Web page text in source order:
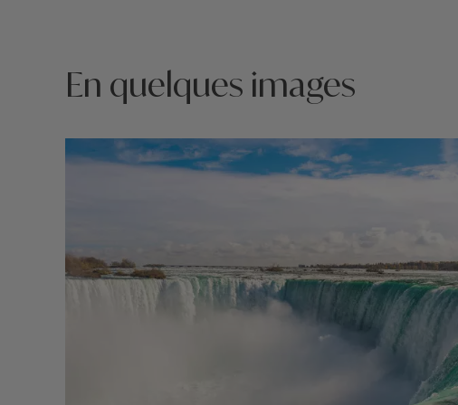
En quelques images